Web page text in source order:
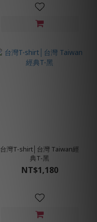
台灣T-shirt│台灣 Taiwan經
典T-黑
NT$1,180